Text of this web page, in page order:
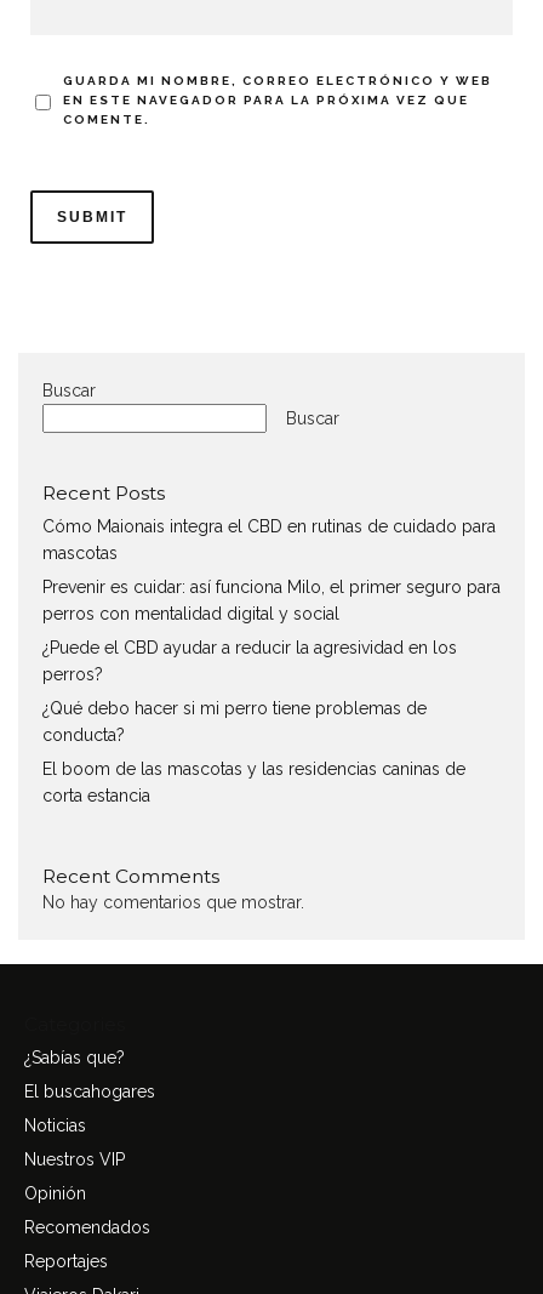
GUARDA MI NOMBRE, CORREO ELECTRÓNICO Y WEB
EN ESTE NAVEGADOR PARA LA PRÓXIMA VEZ QUE
COMENTE.
Buscar
Buscar
Recent Posts
Cómo Maionais integra el CBD en rutinas de cuidado para
mascotas
Prevenir es cuidar: así funciona Milo, el primer seguro para
perros con mentalidad digital y social
¿Puede el CBD ayudar a reducir la agresividad en los
perros?
¿Qué debo hacer si mi perro tiene problemas de
conducta?
El boom de las mascotas y las residencias caninas de
corta estancia
Recent Comments
No hay comentarios que mostrar.
¿Sabías que?
El buscahogares
Noticias
Nuestros VIP
Opinión
Recomendados
Reportajes